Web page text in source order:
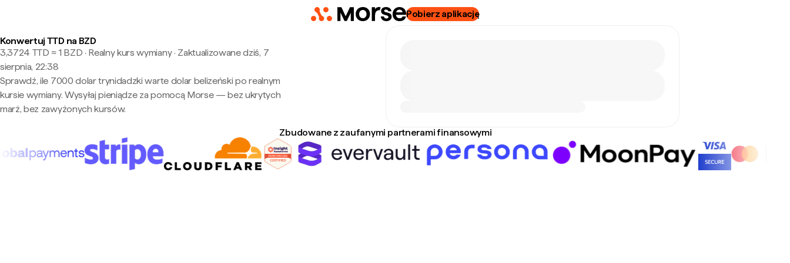
Pobierz aplikację
Konwertuj TTD na BZD
3,3724 TTD ≈ 1 BZD · Realny kurs wymiany· Zaktualizowane dziś, 7
sierpnia, 22:38
Sprawdź, ile 7000 dolar trynidadzki warte dolar belizeński po realnym
kursie wymiany. Wysyłaj pieniądze za pomocą Morse — bez ukrytych
marż, bez zawyżonych kursów.
Zbudowane z zaufanymi partnerami finansowymi